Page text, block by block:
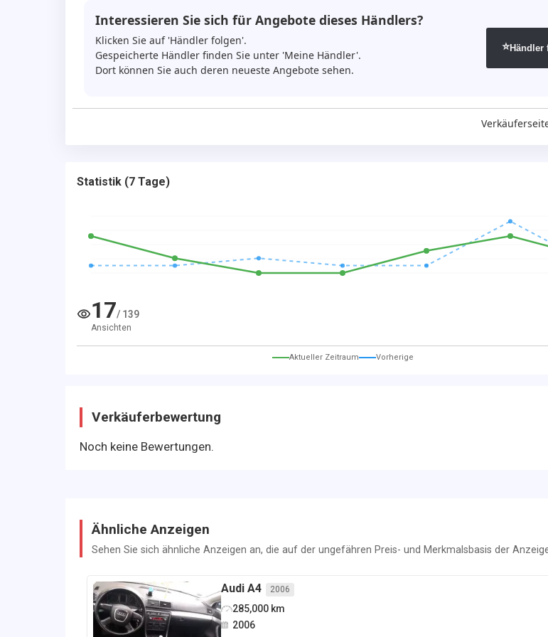
Limarija dobra bez korozije
Mali potrošač idealan za svakodnevnu vožnju
Pouzdan i jeftin za održavanje
-Oprema
Električni podizači
Odličan izbor za početnike grad ili drugi auto u kući
Auto Pirot – AUTOMOBILI ZA NAROD
0653389966
Interessieren Sie sich für Angebote dieses Händlers?
Klicken Sie auf 'Händler folgen'.
Gespeicherte Händler finden Sie unter 'Meine Händler'.
Dort können Sie auch deren neueste Angebote sehen.
⭐Händler
Statistik (7 Tage)
17/ 139
Ansichten
Aktueller Zeitraum Vorherige
Verkäuferbewertung
Noch keine Bewertungen.
Ähnliche Anzeigen
Sehen Sie sich ähnliche Anzeigen an, die auf der ungefähren Preis- und Merkmalsbasis der
Audi A4 2006
285,000 km
2006